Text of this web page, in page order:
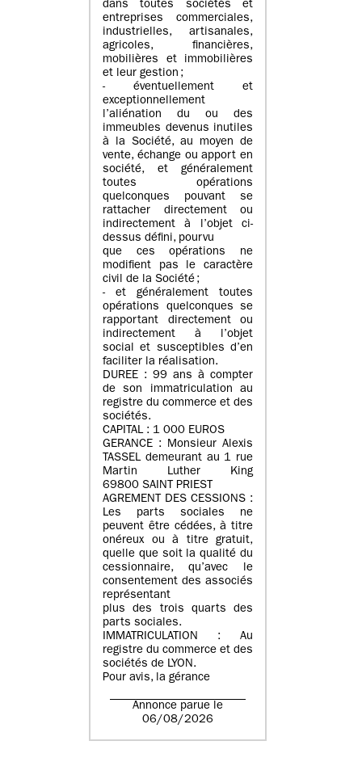
dans toutes sociétés et
entreprises commerciales,
industrielles, artisanales,
agricoles, financières,
mobilières et immobilières
et leur gestion ;
- éventuellement et
exceptionnellement
l’aliénation du ou des
immeubles devenus inutiles
à la Société, au moyen de
vente, échange ou apport en
société, et généralement
toutes opérations
quelconques pouvant se
rattacher directement ou
indirectement à l’objet ci-
dessus défini, pourvu
que ces opérations ne
modifient pas le caractère
civil de la Société ;
- et généralement toutes
opérations quelconques se
rapportant directement ou
indirectement à l’objet
social et susceptibles d’en
faciliter la réalisation.
DUREE : 99 ans à compter
de son immatriculation au
registre du commerce et des
sociétés.
CAPITAL : 1 000 EUROS
GERANCE : Monsieur Alexis
TASSEL demeurant au 1 rue
Martin Luther King
69800 SAINT PRIEST
AGREMENT DES CESSIONS :
Les parts sociales ne
peuvent être cédées, à titre
onéreux ou à titre gratuit,
quelle que soit la qualité du
cessionnaire, qu’avec le
consentement des associés
représentant
plus des trois quarts des
parts sociales.
IMMATRICULATION : Au
registre du commerce et des
sociétés de LYON.
Pour avis, la gérance
Annonce parue le
06/08/2026